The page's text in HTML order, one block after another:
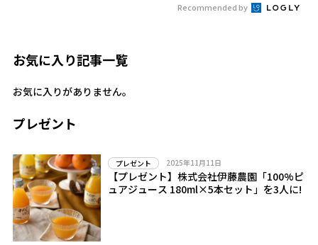
Recommended by
お気に入り記事一覧
お気に入りがありません。
プレゼント
プレゼント 2025年11月11日
【プレゼント】株式会社伊藤農園「100%ピ
ュアジュース 180ml×5本セット」を3人に!